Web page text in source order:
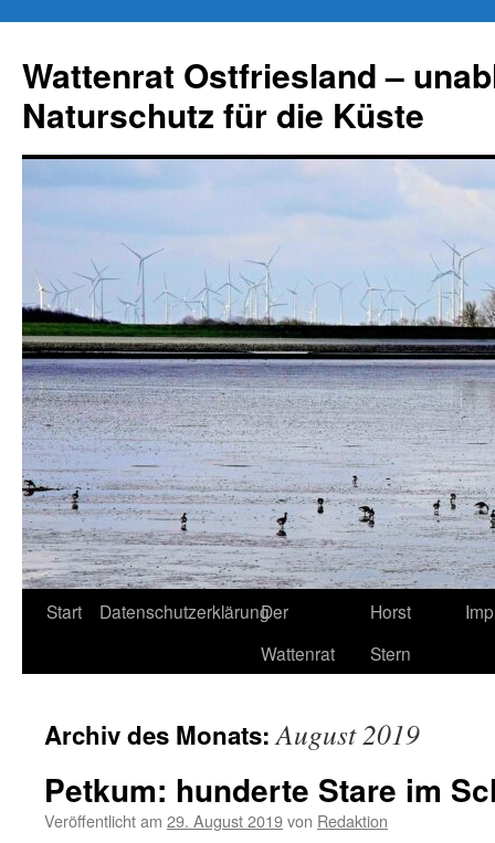
springen
Wattenrat Ostfriesland –
Naturschutz für die Küste
Start DatenschutzerklärungDer
Wattenrat
Horst
Stern
Archiv des Monats:August 2019
Petkum: hunderte Stare im
Veröffentlicht am 29. August 2019von Redaktion